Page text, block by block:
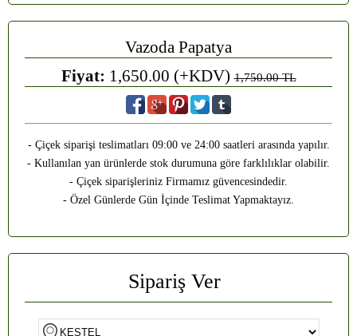
Vazoda Papatya
Fiyat: 1,650.00 (+KDV)1,750.00 TL
- Çiçek siparişi teslimatları 09:00 ve 24:00 saatleri arasında yapılır.
- Kullanılan yan ürünlerde stok durumuna göre farklılıklar olabilir.
- Çiçek siparişleriniz Firmamız güvencesindedir.
- Özel Günlerde Gün İçinde Teslimat Yapmaktayız.
Sipariş Ver